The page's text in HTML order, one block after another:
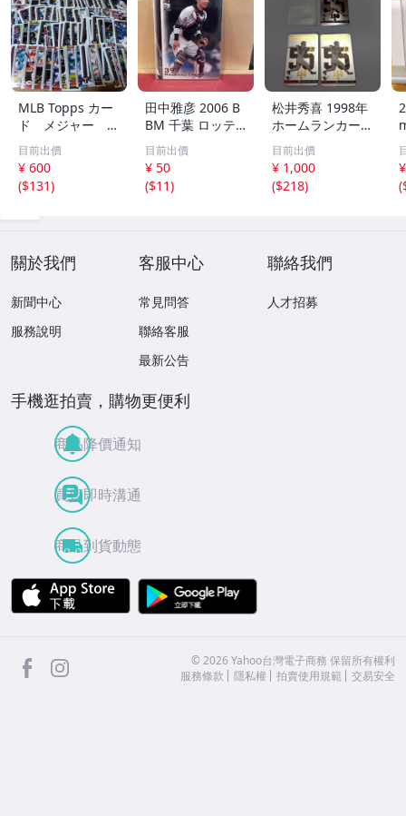
MLB Topps カー
ド メジャー 1
00枚 2
目前出價
¥ 600
($131)
田中雅彦 2006 B
BM 千葉 ロッテ
マリーンズ トレ
カ プロ野球 カー
ド M37 スポーツ
アスリート トレ
目前出價
¥ 50
($11)
松井秀喜 1998年
ホームランカード
150号 記念カード
3枚セット 読売ジ
ャイアンツ 日本
テレビ 劇空間プ
目前出價
¥ 1,000
($218)
(
關於我們
新聞中心
服務說明
客服中心
常見問答
聯絡客服
最新公告
聯絡我們
人才招募
手機逛拍賣，購物更便利
商品降價通知
買賣即時溝通
商品到貨動態
APP Store
facebook ©2026 Yahoo台灣電子商務 保留所有權利
服務條款
隱私權 拍賣使用規範 交易安全